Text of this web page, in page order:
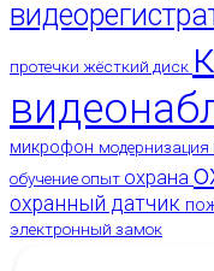
протечки жёсткий диск
микрофон модернизация
обучениеопыт охрана
охранный датчик
электронный замок